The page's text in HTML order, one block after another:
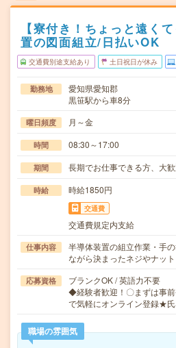
【寮付き！ちょっと遠く
置の図面組立/日払いOK
交通費別途支給あり 土日祝日が休み
勤務地
愛知県愛知郡
黒笹駅から車8分
曜日頻度 月～金
時間 08:30～17:00
期間 長期でお仕事できる方、大歓
時給 時給1850円
交通費
交通費規定内支給
仕事内容
半導体装置の組立作業・手
ながら決まったネジやナッ
応募資格
ブランクOK / 英語力不要
◆経験者歓迎！〇まずは事
で気軽にオンライン登録★
職場の雰囲気